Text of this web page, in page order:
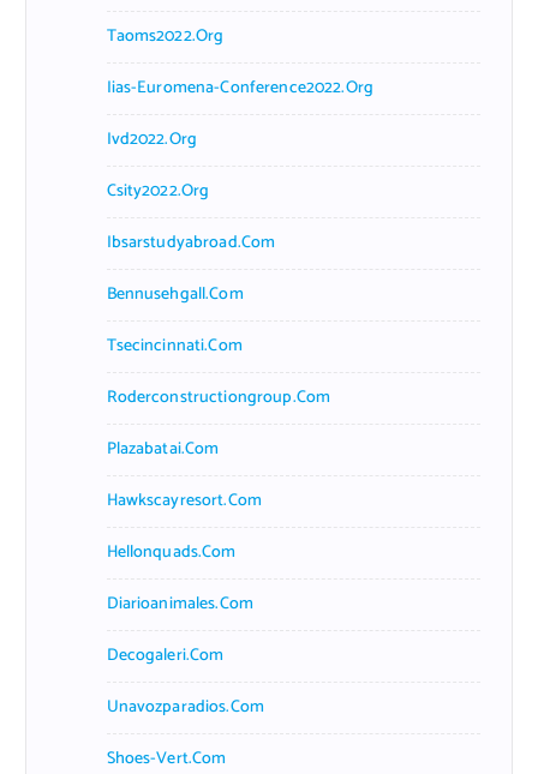
Taoms2022.org
Iias-Euromena-Conference2022.org
Ivd2022.org
Csity2022.org
Ibsarstudyabroad.com
Bennusehgall.com
Tsecincinnati.com
Roderconstructiongroup.com
Plazabatai.com
Hawkscayresort.com
Hellonquads.com
Diarioanimales.com
Decogaleri.com
Unavozparadios.com
Shoes-Vert.com